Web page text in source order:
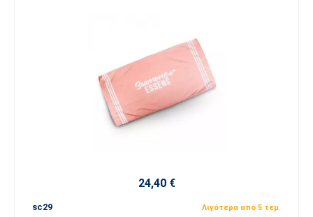
24,40 €
sc29 Λιγότερα από 5 τεμ.